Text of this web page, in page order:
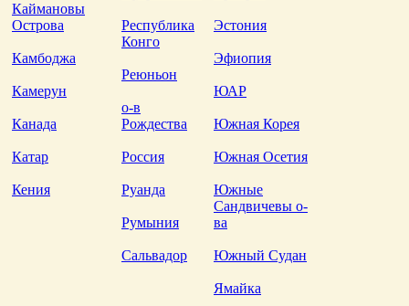
Каймановы
Острова
Камбоджа
Камерун
Канада
Катар
Кения
Республика
Конго
Реюньон
о-в
Рождества
Россия
Руанда
Румыния
Сальвадор
Эстония
Эфиопия
ЮАР
Южная Корея
Южная Осетия
Южные
Сандвичевы о-
ва
Южный Судан
Ямайка